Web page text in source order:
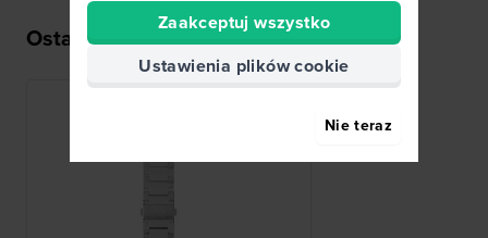
Ostatnio oglądaneZaakceptuj wszystko
Ustawienia plików cookie
Nie teraz